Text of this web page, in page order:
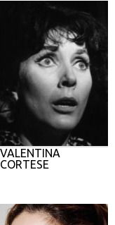
VALENTINA
CORTESE